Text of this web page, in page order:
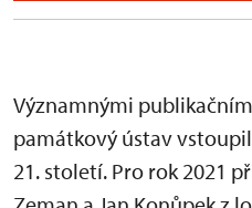
Významnými
památkový ústav
21. století. Pro rok 2021